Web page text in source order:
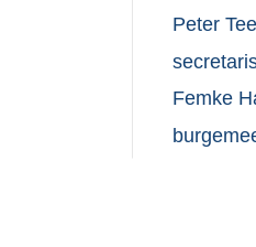
n
l
i
k
Peter
Femke